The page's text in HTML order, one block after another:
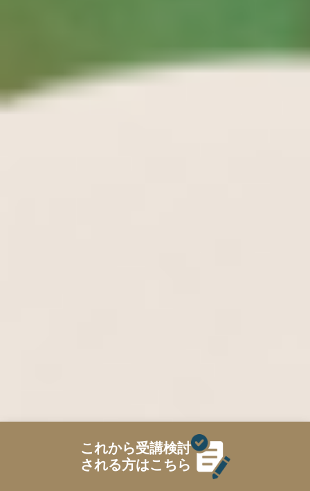
これから受講検討
される方はこちら